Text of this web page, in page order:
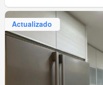
Actualizado